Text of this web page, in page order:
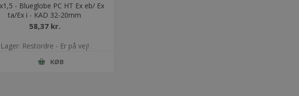
- Blueglobe PC HT Ex eb/ Ex
ta/Ex i - KAD 32-20mm
58,37 kr.
Lager: Restordre - Er på vej!
KØB